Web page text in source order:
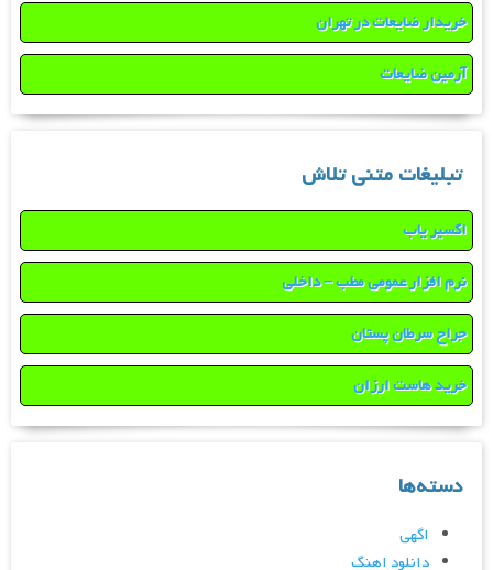
خریدار ضایعات در تهران
آرمین ضایعات
تبلیغات متنی تلاش
اکسیر یاب
نرم افزار عمومی مطب – داخلی
جراح سرطان پستان
خرید هاست ارزان
دسته‌ها
اگهی
دانلود اهنگ